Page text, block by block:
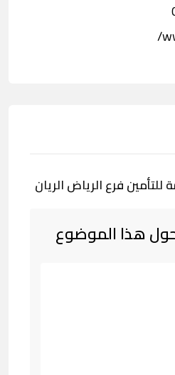
فرع الرياض الريان
هذا الموضوع